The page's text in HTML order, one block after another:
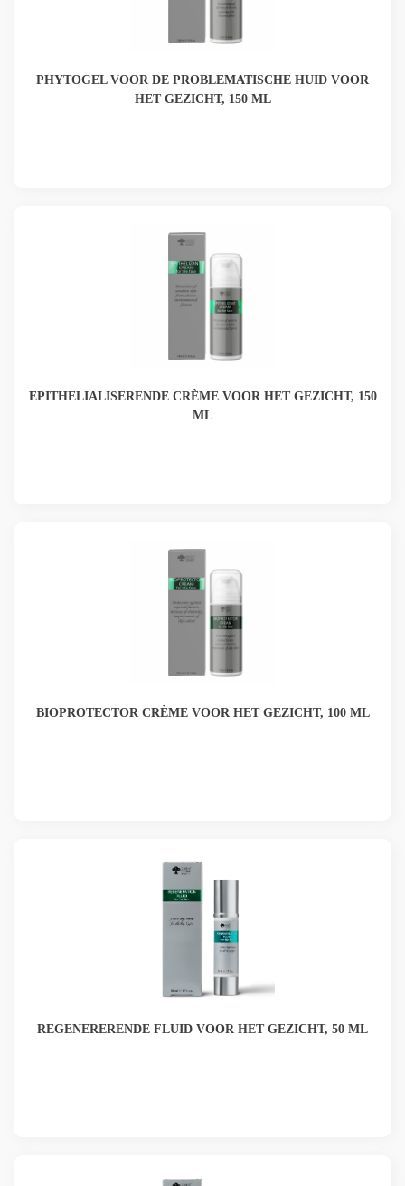
PHYTOGEL VOOR DE PROBLEMATISCHE HUID VOOR
HET GEZICHT, 150 ML
EPITHELIALISERENDE CRÈME VOOR HET GEZICHT, 150
ML
BIOPROTECTOR CRÈME VOOR HET GEZICHT, 100 ML
REGENERERENDE FLUID VOOR HET GEZICHT, 50 ML